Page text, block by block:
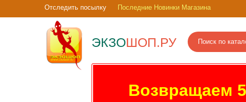
Отследить посылку Последние Новинки Магазина
ЭКЗОШОП.РУ
Возвращаем